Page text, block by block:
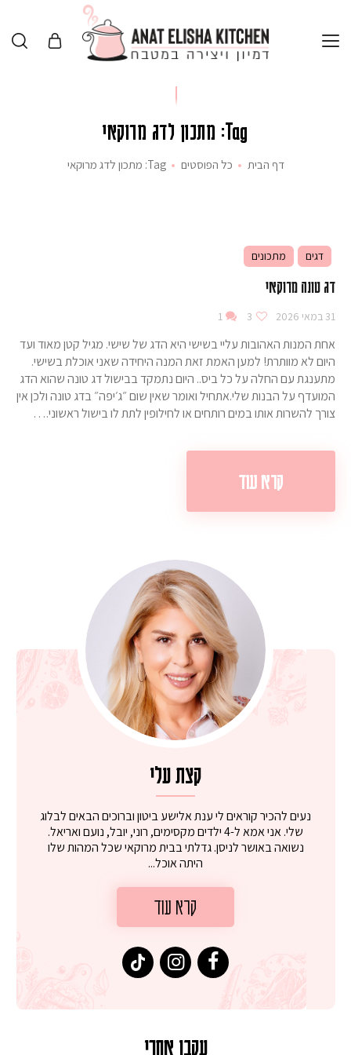
Tag: מתכון לדג מרוקאי
דף הבית כל הפוסטים Tag: מתכון לדג מרוקאי
דגים מתכונים
דג טונה מרוקאי
31 במאי 2026 3
1
אחת המנות האהובות עליי בשישי היא הדג של שישי. מגיל קטן מאוד ועד
היום לא מוותרת! למען האמת זאת המנה היחידה שאני אוכלת בשישי.
מתענגת עם החלה על כל ביס.. היום נתמקד בבישול דג טונה שהוא הדג
המועדף על הבנות שלי.אתחיל ואומר שאין שום ״ג׳יפה״ בדג טונה ולכן אין
צורך להשרות אותו במים רותחים או לחילופין לתת לו בישול ראשוני.…
קרא עוד
קצת עלי
נעים להכיר קוראים לי ענת אלישע ביטון וברוכים הבאים לבלוג
שלי. אני אמא ל-4 ילדים מקסימים, רוני, יובל, נועם ואריאל.
נשואה באושר לניסן. גדלתי בבית מרוקאי שכל המהות שלו
היתה אוכל...
קרא עוד
עקבו אחרי